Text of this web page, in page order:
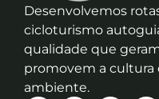
Desenvolvemos
cicloturismo
qualidade que
promovem a cultura
ambiente.